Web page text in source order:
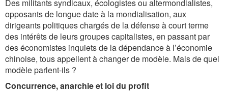
Des militants syndicaux, écologistes ou altermondialistes,
opposants de longue date à la mondialisation, aux
dirigeants politiques chargés de la défense à court terme
des intérêts de leurs groupes capitalistes, en passant par
des économistes inquiets de la dépendance à l’économie
chinoise, tous appellent à changer de modèle. Mais de quel
modèle parlent-ils ?
Concurrence, anarchie et loi du profit